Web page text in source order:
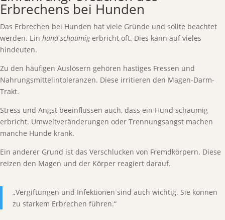
Erbrechens bei Hunden
Das Erbrechen bei Hunden hat viele Gründe und sollte beachtet
werden. Ein hund schaumigerbricht oft. Dies kann auf vieles
hindeuten.
Zu den häufigen Auslösern gehören hastiges Fressen und
Nahrungsmittelintoleranzen. Diese irritieren den Magen-Darm-
Trakt.
Stress und Angst beeinflussen auch, dass ein Hund schaumig
erbricht. Umweltveränderungen oder Trennungsangst machen
manche Hunde krank.
Ein anderer Grund ist das Verschlucken von Fremdkörpern. Diese
reizen den Magen und der Körper reagiert darauf.
„Vergiftungen und Infektionen sind auch wichtig. Sie können
zu starkem Erbrechen führen.“